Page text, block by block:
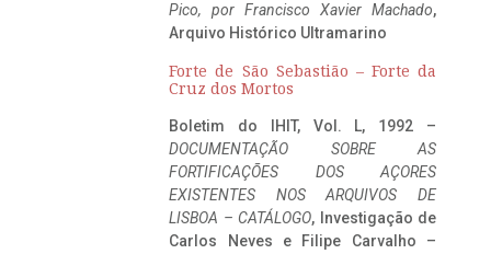
Pico, por Francisco Xavier Machado,
Arquivo Histórico Ultramarino
Forte de São Sebastião – Forte da
Cruz dos Mortos
Boletim do IHIT, Vol. L, 1992 –
DOCUMENTAÇÃO SOBRE AS
FORTIFICAÇÕES DOS AÇORES
EXISTENTES NOS ARQUIVOS DE
LISBOA – CATÁLOGO, Investigação de
Carlos Neves e Filipe Carvalho –